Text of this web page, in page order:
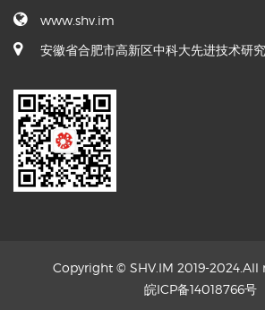
www.shv.im
安徽省合肥市高新区中科大先进技术研
Copyright © SHV.IM 2019-2024.All
皖ICP备14018766号